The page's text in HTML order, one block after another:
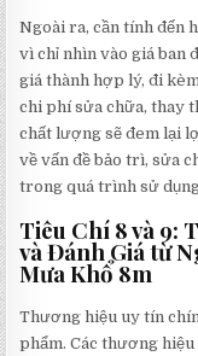
Ngoài ra, cần tính đến
vì chỉ nhìn vào giá ban
giá thành hợp lý, đi
chi phí sửa chữa, thay
chất lượng sẽ đem lại
về vấn đề bảo trì, sửa
trong quá trình sử
Tiêu Chí 8 và 9:
và Đánh Giá từ
Mưa Khổ 8m
Thương hiệu uy tín
phẩm. Các thương